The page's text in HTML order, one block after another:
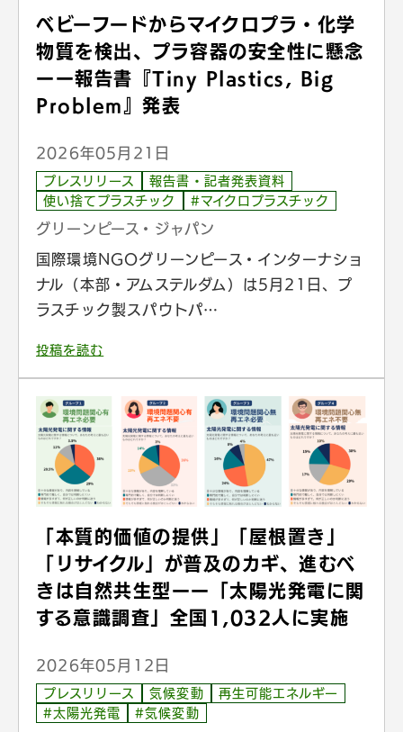
ベビーフードからマイクロプラ・化学
物質を検出、プラ容器の安全性に懸念
ーー報告書『Tiny Plastics, Big
Problem』発表
2026年05月21日
プレスリリース
報告書・記者発表資料
使い捨てプラスチック
#マイクロプラスチック
グリーンピース・ジャパン
国際環境NGOグリーンピース・インターナショ
ナル（本部・アムステルダム）は5月21日、プ
ラスチック製スパウトパ…
投稿を読む
「本質的価値の提供」「屋根置き」
「リサイクル」が普及のカギ、進むべ
きは自然共生型ーー「太陽光発電に関
する意識調査」全国1,032人に実施
2026年05月12日
プレスリリース 気候変動
再生可能エネルギー
#太陽光発電
#気候変動